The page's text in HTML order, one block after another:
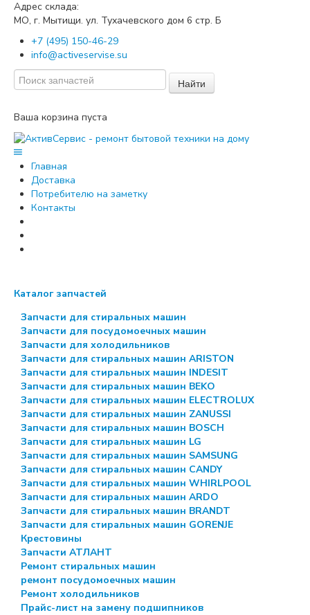
Адрес склада:
МО, г. Мытищи. ул. Тухачевского дом 6 стр. Б
+7 (495) 150-46-29
info@activeservise.su
Найти
Ваша корзина пуста
Главная
Доставка
Потребителю на заметку
Контакты
Каталог запчастей
Запчасти для стиральных машин
Запчасти для посудомоечных машин
Запчасти для холодильников
Запчасти для стиральных машин ARISTON
Запчасти для стиральных машин INDESIT
Запчасти для стиральных машин BEKO
Запчасти для стиральных машин ELECTROLUX
Запчасти для стиральных машин ZANUSSI
Запчасти для стиральных машин BOSCH
Запчасти для стиральных машин LG
Запчасти для стиральных машин SAMSUNG
Запчасти для стиральных машин CANDY
Запчасти для стиральных машин WHIRLPOOL
Запчасти для стиральных машин ARDO
Запчасти для стиральных машин BRANDT
Запчасти для стиральных машин GORENJE
Крестовины
Запчасти АТЛАНТ
Ремонт стиральных машин
ремонт посудомоечных машин
Ремонт холодильников
Прайс-лист на замену подшипников